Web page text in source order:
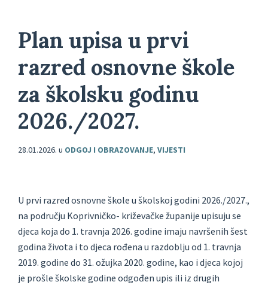
Plan upisa u prvi
razred osnovne škole
za školsku godinu
2026./2027.
28.01.2026. u ODGOJ I OBRAZOVANJE, VIJESTI
U prvi razred osnovne škole u školskoj godini 2026./2027.,
na području Koprivničko- križevačke županije upisuju se
djeca koja do 1. travnja 2026. godine imaju navršenih šest
godina života i to djeca rođena u razdoblju od 1. travnja
2019. godine do 31. ožujka 2020. godine, kao i djeca kojoj
je prošle školske godine odgođen upis ili iz drugih